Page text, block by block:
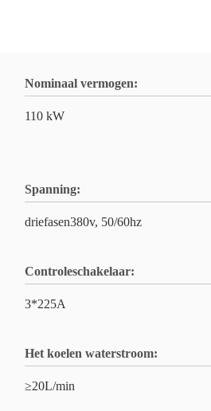
Nominaal vermogen:
110 kW
Spanning:
driefasen380v, 50/60hz
Controleschakelaar:
3*225A
Het koelen waterstroom:
≥20L/min